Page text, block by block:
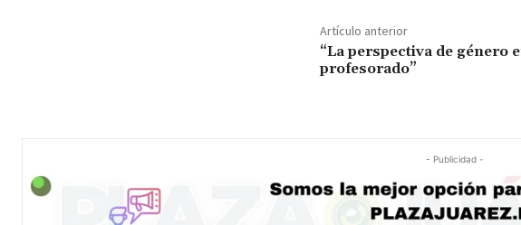
Artículo anterior
“La perspectiva de género
profesorado”
- Publicidad -